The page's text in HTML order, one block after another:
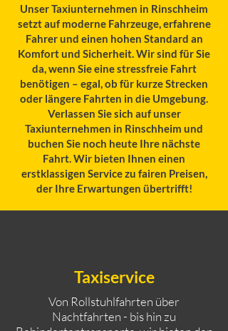
Unser Taxiunternehmen in Rinschheim
setzt auf moderne Fahrzeuge, erfahrene
Fahrer und einen hohen Standard an
Komfort und Sicherheit. Wir sind für Sie
da, wenn Sie eine stressfreie Fahrt
benötigen – egal, ob für kurze Strecken
oder längere Fahrten in die Umgebung.
Verlassen Sie sich auf unser
Taxiunternehmen in Rinschheim und
buchen Sie noch heute Ihre nächste
Fahrt. Wir bieten Ihnen einen
erstklassigen Service zu fairen Preisen,
der Ihre Erwartungen übertrifft!
Taxiservice
Von Rollstuhlfahrten über
Nachtfahrten - bis hin zu